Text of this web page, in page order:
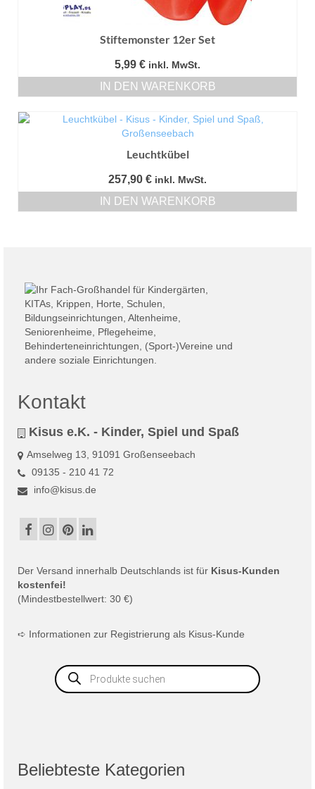
Stiftemonster 12er Set
5,99 € inkl. MwSt.
IN DEN WARENKORB
Leuchtkübel
257,90 € inkl. MwSt.
IN DEN WARENKORB
Kontakt
Kisus e.K. - Kinder, Spiel und Spaß
Amselweg 13, 91091 Großenseebach
09135 - 210 41 72
info@kisus.de
Der Versand innerhalb Deutschlands ist für Kisus-Kunden
kostenfei!
(Mindestbestellwert: 30 €)
➪ Informationen zur Registrierung als Kisus-Kunde
Products
search
Beliebteste Kategorien